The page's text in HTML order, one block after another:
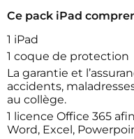
Ce pack iPad
1 iPad
1 coque de protection
La garantie et
accidents,
au collège.
1 licence Office 365
Word, Excel,